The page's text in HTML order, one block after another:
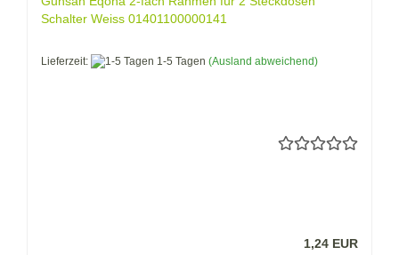
Schalter Weiss 01401100000141
Lieferzeit: 1-5 Tagen (Ausland abweichend)
1,24 EUR